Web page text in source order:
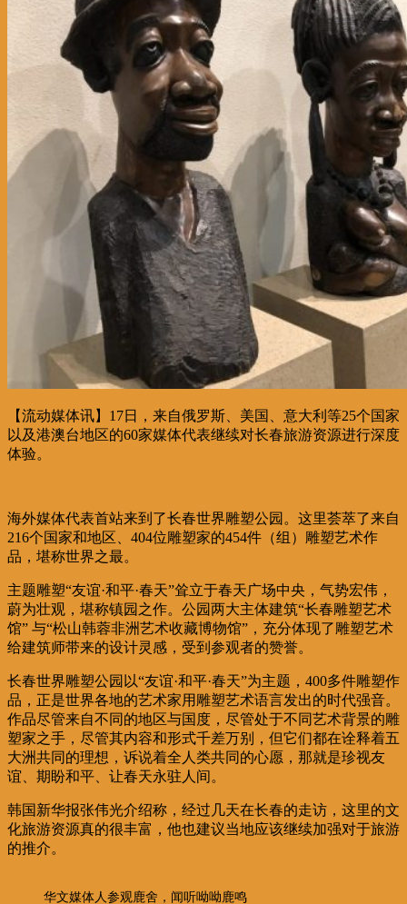
【流动媒体讯】17日，来自俄罗斯、美国、意大利等25个国家
以及港澳台地区的60家媒体代表继续对长春旅游资源进行深度
体验。
海外媒体代表首站来到了长春世界雕塑公园。这里荟萃了来自
216个国家和地区、404位雕塑家的454件（组）雕塑艺术作
品，堪称世界之最。
主题雕塑“友谊·和平·春天”耸立于春天广场中央，气势宏伟，
蔚为壮观，堪称镇园之作。公园两大主体建筑“长春雕塑艺术
馆” 与“松山韩蓉非洲艺术收藏博物馆”，充分体现了雕塑艺术
给建筑师带来的设计灵感，受到参观者的赞誉。
长春世界雕塑公园以“友谊·和平·春天”为主题，400多件雕塑作
品，正是世界各地的艺术家用雕塑艺术语言发出的时代强音。
作品尽管来自不同的地区与国度，尽管处于不同艺术背景的雕
塑家之手，尽管其内容和形式千差万别，但它们都在诠释着五
大洲共同的理想，诉说着全人类共同的心愿，那就是珍视友
谊、期盼和平、让春天永驻人间。
韩国新华报张伟光介绍称，经过几天在长春的走访，这里的文
化旅游资源真的很丰富，他也建议当地应该继续加强对于旅游
的推介。
华文媒体人参观鹿舍，闻听呦呦鹿鸣